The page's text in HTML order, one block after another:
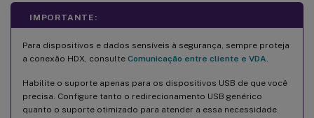
IMPORTANTE:
Para dispositivos e dados sensíveis à segurança, sempre proteja
a conexão HDX, consulte Comunicação entre cliente e VDA
Habilite o suporte apenas para os dispositivos USB de que você
precisa. Configure tanto o redirecionamento USB genérico
quanto o suporte otimizado para atender a essa necessidade.